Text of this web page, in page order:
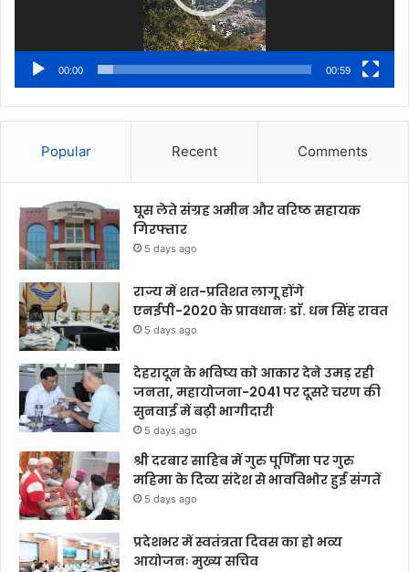
00:00 00:59
Popular Recent Comments
घूस लेते संग्रह अमीन और वरिष्ठ सहायक
गिरफ्तार
5 days ago
राज्य में शत-प्रतिशत लागू होंगे
एनईपी-2020 के प्रावधानः डाॅ. धन सिंह रावत
5 days ago
देहरादून के भविष्य को आकार देने उमड़ रही
जनता, महायोजना-2041 पर दूसरे चरण की
सुनवाई में बढ़ी भागीदारी
5 days ago
श्री दरबार साहिब में गुरु पूर्णिमा पर गुरु
महिमा के दिव्य संदेश से भावविभोर हुई संगतें
5 days ago
प्रदेशभर में स्वतंत्रता दिवस का हो भव्य
आयोजनः मुख्य सचिव